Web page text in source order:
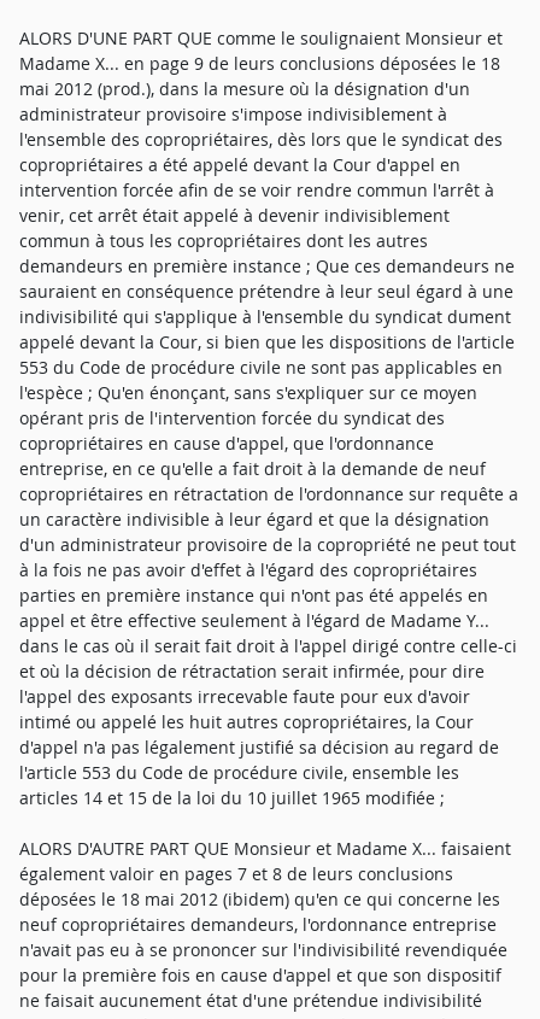
ALORS D'UNE PART QUE comme le soulignaient Monsieur et
Madame X... en page 9 de leurs conclusions déposées le 18
mai 2012 (prod.), dans la mesure où la désignation d'un
administrateur provisoire s'impose indivisiblement à
l'ensemble des copropriétaires, dès lors que le syndicat des
copropriétaires a été appelé devant la Cour d'appel en
intervention forcée afin de se voir rendre commun l'arrêt à
venir, cet arrêt était appelé à devenir indivisiblement
commun à tous les copropriétaires dont les autres
demandeurs en première instance ; Que ces demandeurs ne
sauraient en conséquence prétendre à leur seul égard à une
indivisibilité qui s'applique à l'ensemble du syndicat dument
appelé devant la Cour, si bien que les dispositions de l'article
553 du Code de procédure civile ne sont pas applicables en
l'espèce ; Qu'en énonçant, sans s'expliquer sur ce moyen
opérant pris de l'intervention forcée du syndicat des
copropriétaires en cause d'appel, que l'ordonnance
entreprise, en ce qu'elle a fait droit à la demande de neuf
copropriétaires en rétractation de l'ordonnance sur requête a
un caractère indivisible à leur égard et que la désignation
d'un administrateur provisoire de la copropriété ne peut tout
à la fois ne pas avoir d'effet à l'égard des copropriétaires
parties en première instance qui n'ont pas été appelés en
appel et être effective seulement à l'égard de Madame Y...
dans le cas où il serait fait droit à l'appel dirigé contre celle-ci
et où la décision de rétractation serait infirmée, pour dire
l'appel des exposants irrecevable faute pour eux d'avoir
intimé ou appelé les huit autres copropriétaires, la Cour
d'appel n'a pas légalement justifié sa décision au regard de
l'article 553 du Code de procédure civile, ensemble les
articles 14 et 15 de la loi du 10 juillet 1965 modifiée ;
ALORS D'AUTRE PART QUE Monsieur et Madame X... faisaient
également valoir en pages 7 et 8 de leurs conclusions
déposées le 18 mai 2012 (ibidem) qu'en ce qui concerne les
neuf copropriétaires demandeurs, l'ordonnance entreprise
n'avait pas eu à se prononcer sur l'indivisibilité revendiquée
pour la première fois en cause d'appel et que son dispositif
ne faisait aucunement état d'une prétendue indivisibilité